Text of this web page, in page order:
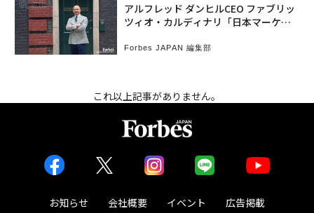
アルフレッド ダンヒルCEO ファブリッ
ツィオ・カルディナリ「日本マーケッ
O'S VOICE ]
Forbes JAPAN 編集部
これ以上記事がありません。
お知らせ 会社概要 イベント 広告掲載